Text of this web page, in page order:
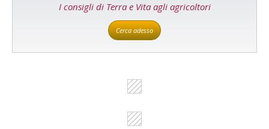
I consigli di Terra e Vita agli agricoltori
Cerca adesso